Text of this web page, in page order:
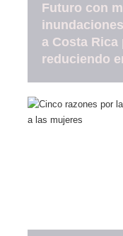
Futuro con
a Costa
reduciendo